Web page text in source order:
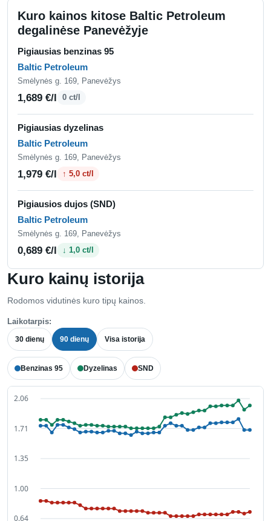
Kuro kainų istorija
Rodomos vidutinės kuro tipų kainos.
Laikotarpis:
30 dienų 90 dienų Visa istorija
Benzinas 95 Dyzelinas SND
Kuro kainos kitose Baltic Petroleum
degalinėse Panevėžyje
Pigiausias benzinas 95
Baltic Petroleum
Smėlynės g. 169, Panevėžys
1,689 €/l 0 ct/l
Pigiausias dyzelinas
Baltic Petroleum
Smėlynės g. 169, Panevėžys
1,979 €/l ↑ 5,0 ct/l
Pigiausios dujos (SND)
Baltic Petroleum
Smėlynės g. 169, Panevėžys
0,689 €/l ↓ 1,0 ct/l